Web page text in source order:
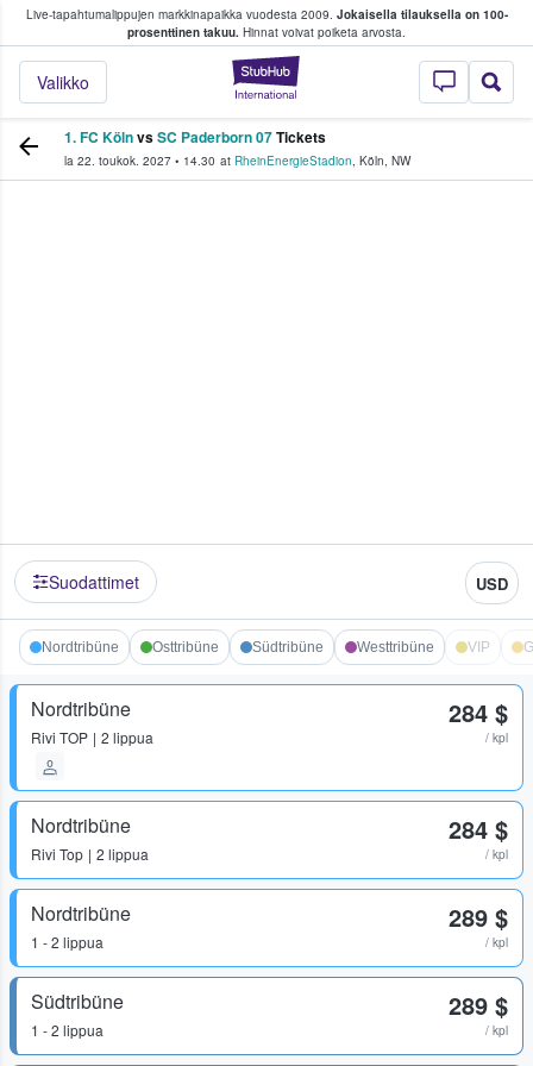
Live-tapahtumalippujen markkinapaikka vuodesta 2009. Jokaisella tilauksella on 100-
prosenttinen takuu. Hinnat voivat poiketa arvosta.
StubHub -
Valikko
fanit ostavat ja myyvät lippuja
1. FC KölnvsSC Paderborn 07Tickets
la 22. toukok. 2027 • 14.30 at RheinEnergieStadion, Köln, NW
Suodattimet USD
Nordtribüne Osttribüne Südtribüne Westtribüne VIP
Nordtribüne
Rivi TOP 2 lippua
284 $
/ kpl
Nordtribüne
Rivi Top 2 lippua
284 $
/ kpl
Nordtribüne
1 - 2 lippua
289 $
/ kpl
Südtribüne
1 - 2 lippua
289 $
/ kpl